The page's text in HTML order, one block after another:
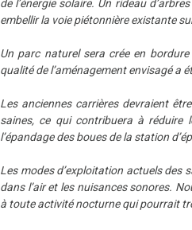
de l’énergie solaire. Un rideau
embellir la voie piétonnière existante
Un parc naturel sera crée en
qualité de l’aménagement envisagé a
Les anciennes carrières devraient
saines, ce qui contribuera à
l’épandage des boues de la station
Les modes d’exploitation actuels des
dans l’air et les nuisances sonores.
à toute activité nocturne qui pourrait